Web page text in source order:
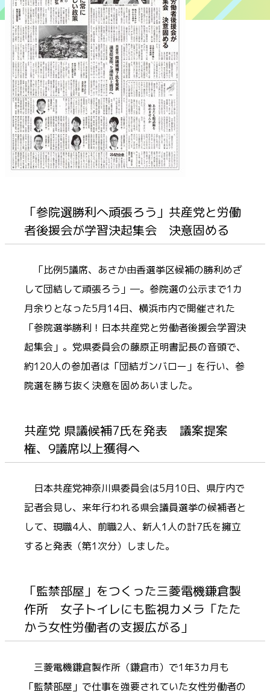
「参院選勝利へ頑張ろう」共産党と労働
者後援会が学習決起集会 決意固める
「比例5議席、あさか由香選挙区候補の勝利めざ
して団結して頑張ろう」―。参院選の公示まで1カ
月余りとなった5月14日、横浜市内で開催された
「参院選挙勝利！日本共産党と労働者後援会学習決
起集会」。党県委員会の藤原正明書記長の音頭で、
約120人の参加者は「団結ガンバロー」を行い、参
院選を勝ち抜く決意を固めあいました。
共産党 県議候補7氏を発表 議案提案
権、9議席以上獲得へ
日本共産党神奈川県委員会は5月10日、県庁内で
記者会見し、来年行われる県会議員選挙の候補者と
して、現職4人、前職2人、新人1人の計7氏を擁立
すると発表（第1次分）しました。
「監禁部屋」をつくった三菱電機鎌倉製
作所 女子トイレにも監視カメラ「たた
かう女性労働者の支援広がる」
三菱電機鎌倉製作所（鎌倉市）で1年3カ月も
「監禁部屋」で仕事を強要されていた女性労働者の